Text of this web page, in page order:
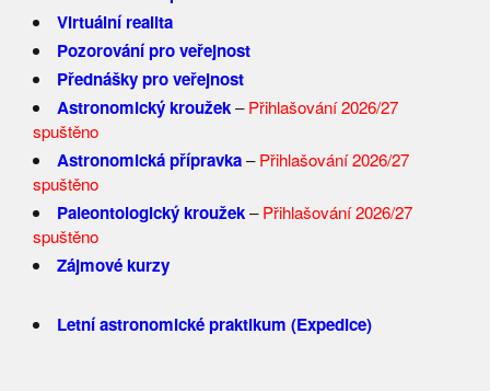
Virtuální realita
Pozorování pro veřejnost
Přednášky pro veřejnost
Astronomický kroužek–Přihlašování 2026/27
spuštěno
Astronomická přípravka–Přihlašování 2026/27
spuštěno
Paleontologický kroužek–Přihlašování 2026/27
spuštěno
Zájmové kurzy
Letní astronomické praktikum (Expedice)